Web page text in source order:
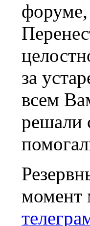
за
всем
решали
момент